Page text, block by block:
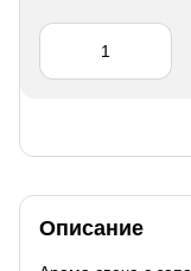
Описание